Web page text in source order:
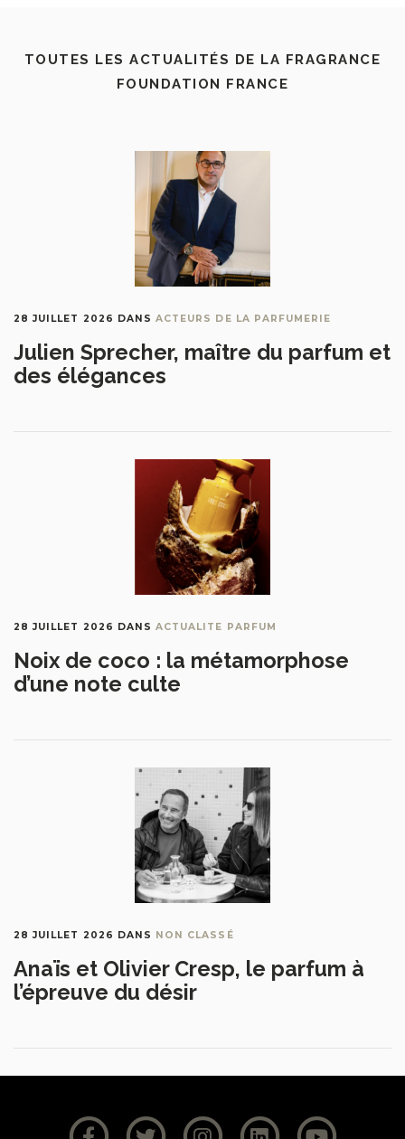
TOUTES LES ACTUALITÉS DE LA FRAGRANCE
FOUNDATION FRANCE
28 JUILLET 2026 DANSACTEURS DE LA PARFUMERIE
Julien Sprecher, maître du parfum et
des élégances
28 JUILLET 2026 DANSACTUALITE PARFUM
Noix de coco : la métamorphose
d’une note culte
28 JUILLET 2026 DANS NON CLASSÉ
Anaïs et Olivier Cresp, le parfum à
l’épreuve du désir